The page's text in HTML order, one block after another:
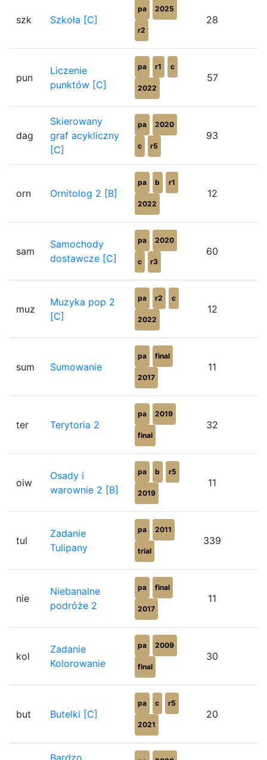
szk Szkoła [C]
pa 2025
r2
28
pun
Liczenie
punktów [C]
pa r1 c
2022
57
dag
Skierowany
graf acykliczny
[C]
pa 2020
c r5
93
orn Ornitolog 2 [B]
pa b r1
2022
12
sam
Samochody
dostawcze [C]
pa 2020
c r3
60
muz
Muzyka pop 2
[C]
pa r2 c
2022
12
sum Sumowanie
pa final
2017
11
ter Terytoria 2
pa 2019
final
32
oiw
Osady i
warownie 2 [B]
pa b r5
2019
11
tul
Zadanie
Tulipany
pa 2011
trial
339
nie
Niebanalne
podróże 2
pa final
2017
11
kol
Zadanie
Kolorowanie
pa 2009
final
30
but Butelki [C]
pa c r5
2021
20
Bardzo